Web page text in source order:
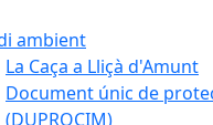
ambient
La Caça a Lliçà d'Amunt
Document únic de
(DUPROCIM)